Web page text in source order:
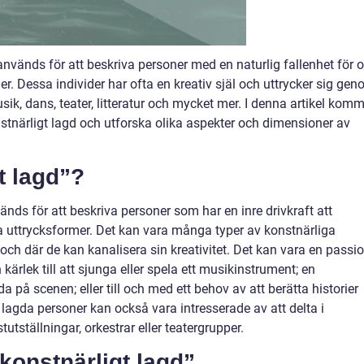
för att beskriva personer med en naturlig fallenhet för
Dessa individer har ofta en kreativ själ och uttrycker sig
dans, teater, litteratur och mycket mer. I denna artikel
lagd och utforska olika aspekter och dimensioner av
lagd”?
för att beskriva personer som har en inre drivkraft att
Det kan vara många typer av konstnärliga
där de kan kanalisera sin kreativitet. Det kan vara en
till att sjunga eller spela ett musikinstrument; en
på scenen; eller till och med ett behov av att berätta historier
personer kan också vara intresserade av att delta i
orkestrar eller teatergrupper.